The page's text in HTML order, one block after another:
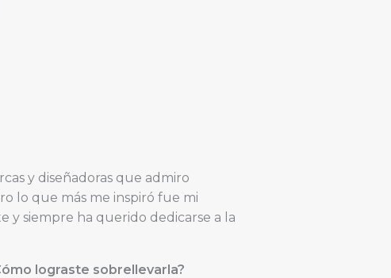
y diseñadoras que admiro
lo que más me inspiró fue mi
y siempre ha querido dedicarse a la
lograste sobrellevarla?